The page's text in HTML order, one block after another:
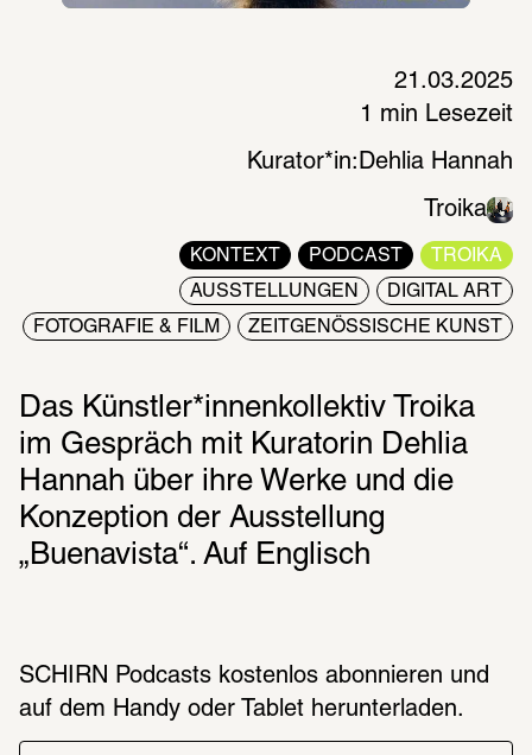
21.03.2025
1 min Lesezeit
Kurator*in: Dehlia Hannah
Troika
KONTEXT PODCAST TROIKA
AUSSTELLUNGEN DIGITAL ART
FOTOGRAFIE & FILM ZEITGENÖSSISCHE KUNST
Das Künstler*innenkollektiv Troika
im Gespräch mit Kuratorin Dehlia
Hannah über ihre Werke und die
Konzeption der Ausstellung
„Buenavista“. Auf Englisch
SCHIRN Podcasts kosten­los abon­nie­ren und
auf dem Handy oder Tablet herun­ter­la­den.